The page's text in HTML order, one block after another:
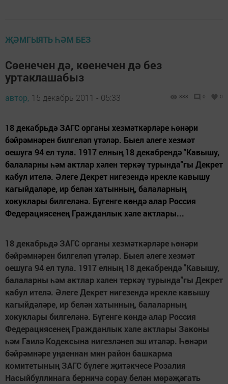
ҖӘМГЫЯТЬ ҺӘМ БЕЗ
Сөенечен дә, көенечен дә без
уртаклашабыз
автор, 15 декабрь 2011 - 05:33 888 0 0
18 декабрьдә ЗАГС органы хезмәткәрләре һөнәри
бәйрәмнәрен билгеләп үтәләр. Быел әлеге хезмәт
оешуга 94 ел тула. 1917 елның 18 декабрендә "Кавышу,
балаларны һәм актлар хәлен теркәү турында"гы Декрет
кабул ителә. Әлеге Декрет нигезендә ирекле кавышу
кагыйдәләре, ир белән хатынның, балаларның
хокуклары билгеләнә. Бүгенге көндә алар Россия
Федерациясенең Гражданлык хәле актлары...
18 декабрьдә ЗАГС органы хезмәткәрләре һөнәри
бәйрәмнәрен билгеләп үтәләр. Быел әлеге хезмәт
оешуга 94 ел тула. 1917 елның 18 декабрендә "Кавышу,
балаларны һәм актлар хәлен теркәү турында"гы Декрет
кабул ителә. Әлеге Декрет нигезендә ирекле кавышу
кагыйдәләре, ир белән хатынның, балаларның
хокуклары билгеләнә. Бүгенге көндә алар Россия
Федерациясенең Гражданлык хәле актлары Законы
һәм Гаилә Кодексына нигезләнеп эш итәләр. Һөнәри
бәйрәмнәре уңаеннан мин район башкарма
комитетының ЗАГС бүлеге җитәкчесе Розалия
Насыйбуллинага берничә сорау белән мөрәҗәгать